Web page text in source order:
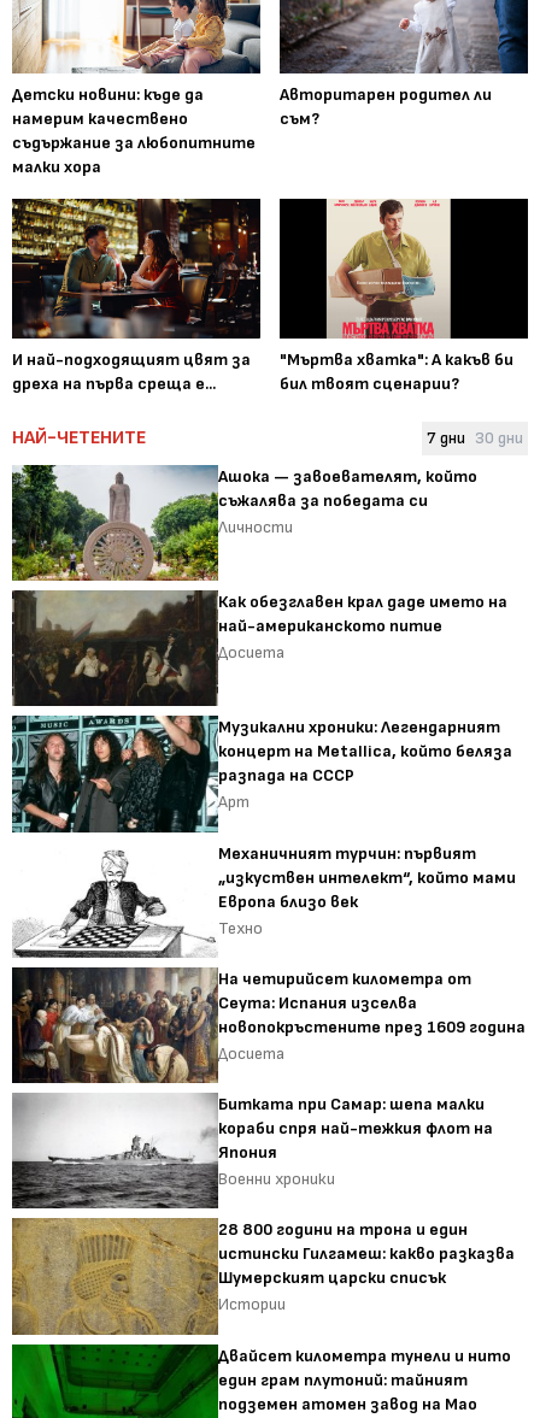
Детски новини: къде да
намерим качествено
съдържание за любопитните
малки хора
Авторитарен родител ли
съм?
И най-подходящият цвят за
дреха на първа среща е...
"Мъртва хватка": А какъв би
бил твоят сценарии?
НАЙ-ЧЕТЕНИТЕ 7 дни 30 дни
Ашока — завоевателят, който
съжалява за победата си
Личности
Как обезглавен крал даде името на
най-американското питие
Досиета
Музикални хроники: Легендарният
концерт на Metallica, който беляза
разпада на СССР
Арт
Механичният турчин: първият
„изкуствен интелект“, който мами
Европа близо век
Техно
На четирийсет километра от
Сеута: Испания изселва
новопокръстените през 1609 година
Досиета
Битката при Самар: шепа малки
кораби спря най-тежкия флот на
Япония
Военни хроники
28 800 години на трона и един
истински Гилгамеш: какво разказва
Шумерският царски списък
Истории
Двайсет километра тунели и нито
един грам плутоний: тайният
подземен атомен завод на Мао